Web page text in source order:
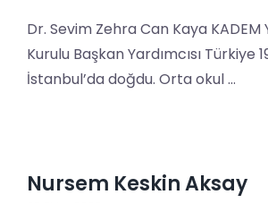
Dr. Sevim Zehra Can Kaya
Kurulu Başkan Yardımcısı Türkiye
İstanbul’da doğdu. Orta okul ...
Nursem Keskin Aksay